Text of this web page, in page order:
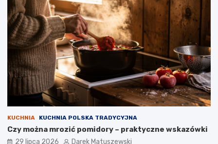
KUCHNIA KUCHNIA POLSKA TRADYCYJNA
Czy można mrozić pomidory – praktyczne wskazówki
29 lipca 2026 Darek Matuszewski